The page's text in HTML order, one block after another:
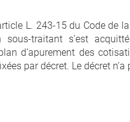
L. 243-15 du Code de
traitant s’est
d’apurement des
par décret. Le décret n’a